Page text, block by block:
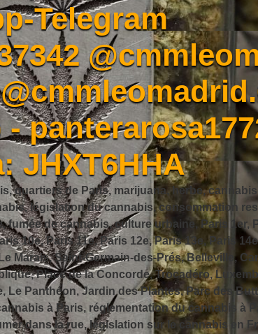
Telegram
JHXT6HHA
quartiers de Paris, marijuana, herbe,
législation du cannabis, consommation
fumée de cannabis, culture urbaine, Paris 1er,
10e, Paris 11e, Paris 12e, Paris 13e, Paris
Marais, Saint-Germain-des-Prés, Belleville,
Place de la Concorde, Trocadéro,
Le Panthéon, Jardin des Plantes, Parc des
à Paris, réglementation du cannabis à
dans la rue, législation sur le cannabis en